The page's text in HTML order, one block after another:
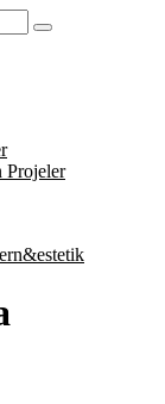
Projeler